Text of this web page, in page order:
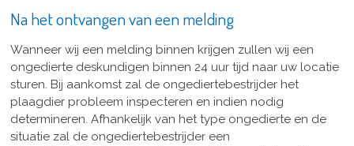
Na het ontvangen van een melding
Wanneer wij een melding binnen krijgen zullen wij een
ongedierte deskundigen binnen 24 uur tijd naar uw locatie
sturen. Bij aankomst zal de ongediertebestrijder het
plaagdier probleem inspecteren en indien nodig
determineren. Afhankelijk van het type ongedierte en de
situatie zal de ongediertebestrijder een